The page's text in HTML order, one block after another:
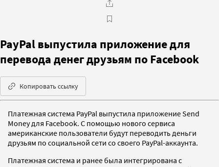
PayPal выпустила приложение для
перевода денег друзьям по Facebook
Копировать ссылку
Платежная система PayPal выпустила приложениеSend
Moneyдля Facebook. С помощью нового сервиса
американские пользователи будут переводить деньги
друзьям по социальной сети со своего PayPal-аккаунта.
Платежная система и ранее была интегрирована с